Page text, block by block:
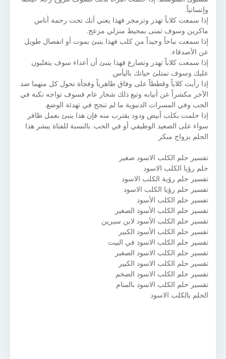
وإنسانياً.
إذا سمعت كلاباً تهدر وتزمجر فهذا يعني أنك تحت رحمة أناس
ماكرين وسوف تمنى بمحيط منزلي مزعج.
إذا سمعت نباحاً وحيداً من كلب فهذا ينبئ بموت أو انفصال طويل
عن الأصدقاء.
إذا سمعت كلاباً تهدر وتصارع فهذا ينبئ أن أعداء سوف يتغلبون
عليك وسوف تمتلئ حياتك باليأس.
إذا رأيت كلاباً وقططاً على وفاق ظاهرياً وفجأة تحول كل منهما ضد
الآخر مكشراً عن أنيابه وتبع ذلك شجار عام فسوف تواجه نكبة في
الحب وفي المسرات الدنيوية ما لم تنجح في تهدئة الوضع.
إذا حلمت بكلب أبيض ودود يقترب منه فإن هذا ينبئ بعمل ظافر
سواء على الصعيد الوظيفي أو في الحب. بالنسبة للفتاة يبشر هذا
الحلم بزواج مبكر
تفسير حلم الكلب الاسود صغير
حلم رؤيا الكلب الاسود
تفسير حلم رؤية الكلب الاسود
تفسير حلم رؤيا الكلب الاسود
تفسير حلم الكلب الأسود
تفسير حلم الكلب الأسود الصغير
تفسير حلم الكلب الأسود لابن سيرين
تفسير حلم الكلب الأسود الكبير
تفسير حلم الكلب الاسود في البيت
تفسير حلم الكلب الاسود الصغير
تفسير حلم الكلب الاسود الكبير
تفسير حلم الكلب الاسود الضخم
تفسير حلم الكلب الاسود بالمنام
الحلم بالكلب الاسود